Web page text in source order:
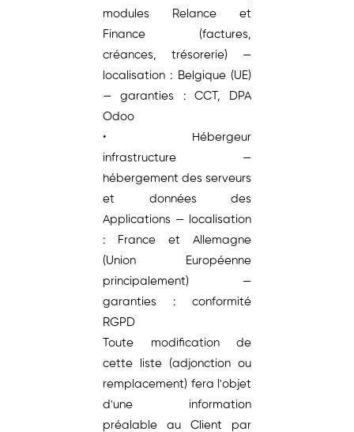
modules Relance et
Finance (factures,
créances, trésorerie) —
localisation : Belgique (UE)
— garanties : CCT, DPA
Odoo
• Hébergeur
infrastructure —
hébergement des serveurs
et données des
Applications — localisation
: France et Allemagne
(Union Européenne
principalement) —
garanties : conformité
RGPD
Toute modification de
cette liste (adjonction ou
remplacement) fera l'objet
d'une information
préalable au Client par